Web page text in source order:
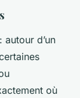
: autour d’un
où